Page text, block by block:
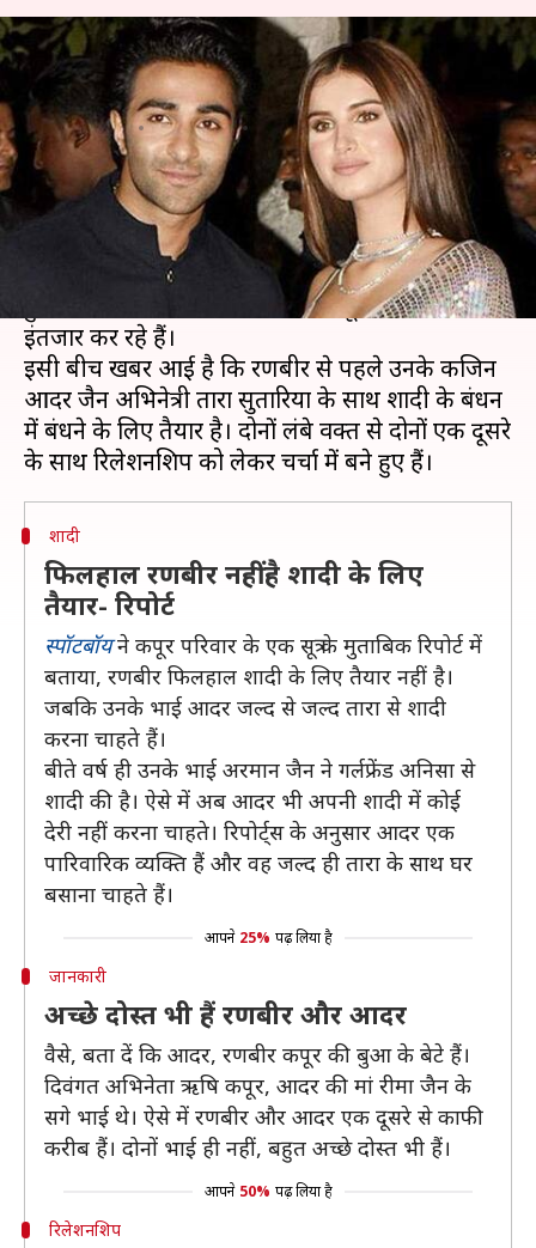
रणबीर-आलिया से पहले आदर जैन
और तारा सुतारिया कर सकते हैं शादी
लेखन भावना साहनी Oct 17, 2020 07:47 pm
क्या है खबर?
बॉलीवुड अभिनेता रणबीर कपूर और आलिया भट्ट काफी
समय से अपनी शादी की खबरों को लेकर सुर्खियों में बने
हुए हैं। फैंस काफी समय से रणबीर के दूल्हा बनने का
इंतजार कर रहे हैं।
इसी बीच खबर आई है कि रणबीर से पहले उनके कजिन
आदर जैन अभिनेत्री तारा सुतारिया के साथ शादी के बंधन
में बंधने के लिए तैयार है। दोनों लंबे वक्त से दोनों एक दूसरे
शादी
फिलहाल रणबीर नहीं है शादी के लिए
तैयार- रिपोर्ट
स्पॉटबॉयने कपूर परिवार के एक सूत्र के मुताबिक रिपोर्ट में
बताया, रणबीर फिलहाल शादी के लिए तैयार नहीं है।
जबकि उनके भाई आदर जल्द से जल्द तारा से शादी
करना चाहते हैं।
बीते वर्ष ही उनके भाई अरमान जैन ने गर्लफ्रेंड अनिसा से
शादी की है। ऐसे में अब आदर भी अपनी शादी में कोई
देरी नहीं करना चाहते। रिपोर्ट्स के अनुसार आदर एक
पारिवारिक व्यक्ति हैं और वह जल्द ही तारा के साथ घर
बसाना चाहते हैं।
आपने 25% पढ़ लिया है
जानकारी
अच्छे दोस्त भी हैं रणबीर और आदर
वैसे, बता दें कि आदर, रणबीर कपूर की बुआ के बेटे हैं।
दिवंगत अभिनेता ऋषि कपूर, आदर की मां रीमा जैन के
सगे भाई थे। ऐसे में रणबीर और आदर एक दूसरे से काफी
करीब हैं। दोनों भाई ही नहीं, बहुत अच्छे दोस्त भी हैं।
आपने 50% पढ़ लिया है
रिलेशनशिप